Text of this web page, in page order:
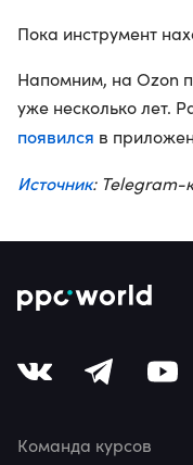
Пока инструмент
Напомним, на Ozon
уже несколько лет.
появился в
Источник: Telegram-
Команда курсов